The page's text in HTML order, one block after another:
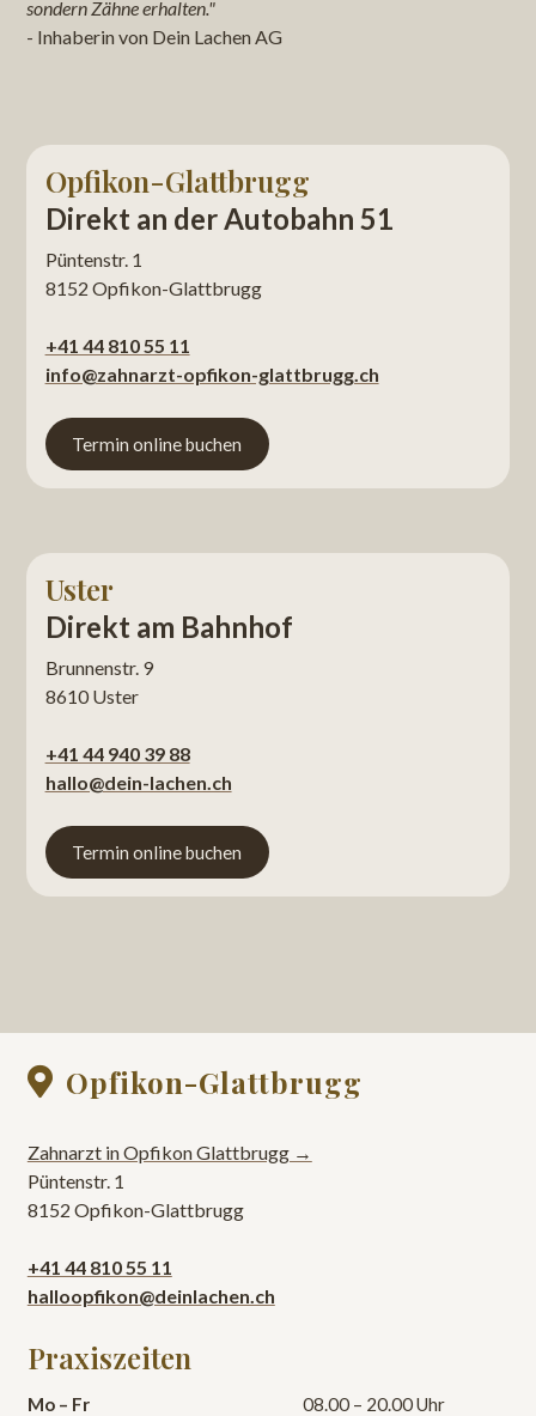
sondern Zähne erhalten."
- Inhaberin von Dein Lachen AG
Opfikon-Glattbrugg
Direkt an der Autobahn 51
Püntenstr. 1
8152 Opfikon-Glattbrugg
+41 44 810 55 11
info@zahnarzt-opfikon-glattbrugg.ch
Termin online buchen
Uster
Direkt am Bahnhof
Brunnenstr. 9
8610 Uster
+41 44 940 39 88
hallo@dein-lachen.ch
Termin online buchen
 Opfikon-Glattbrugg
Zahnarzt in Opfikon Glattbrugg →
Püntenstr. 1
8152 Opfikon-Glattbrugg
+41 44 810 55 11
halloopfikon@deinlachen.ch
Praxiszeiten
Mo – Fr
08.00 – 20.00 Uhr